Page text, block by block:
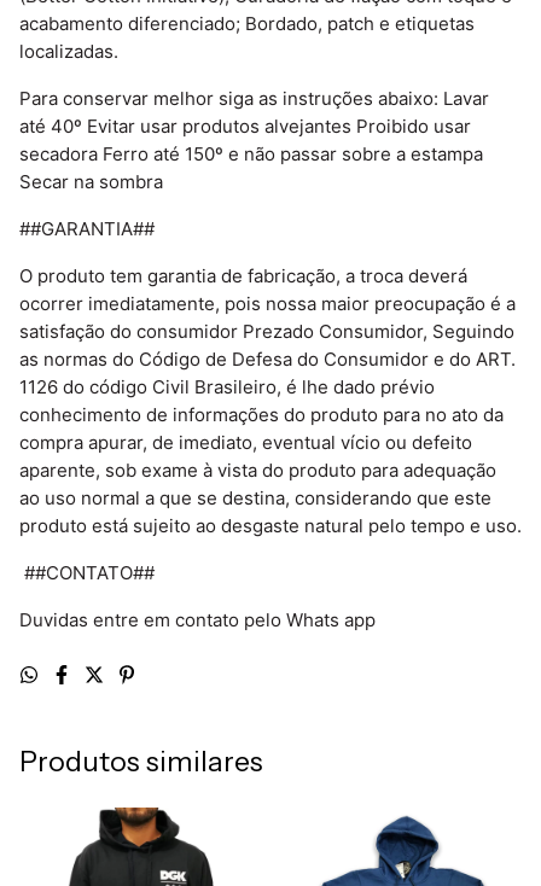
acabamento diferenciado; Bordado, patch e etiquetas
localizadas.
Para conservar melhor siga as instruções abaixo: Lavar
até 40º Evitar usar produtos alvejantes Proibido usar
secadora Ferro até 150º e não passar sobre a estampa
Secar na sombra
##GARANTIA##
O produto tem garantia de fabricação, a troca deverá
ocorrer imediatamente, pois nossa maior preocupação é a
satisfação do consumidor Prezado Consumidor, Seguindo
as normas do Código de Defesa do Consumidor e do ART.
1126 do código Civil Brasileiro, é lhe dado prévio
conhecimento de informações do produto para no ato da
compra apurar, de imediato, eventual vício ou defeito
aparente, sob exame à vista do produto para adequação
ao uso normal a que se destina, considerando que este
produto está sujeito ao desgaste natural pelo tempo e uso.
##CONTATO##
Duvidas entre em contato pelo Whats app
Produtos similares